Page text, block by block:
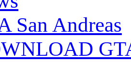
Andreas